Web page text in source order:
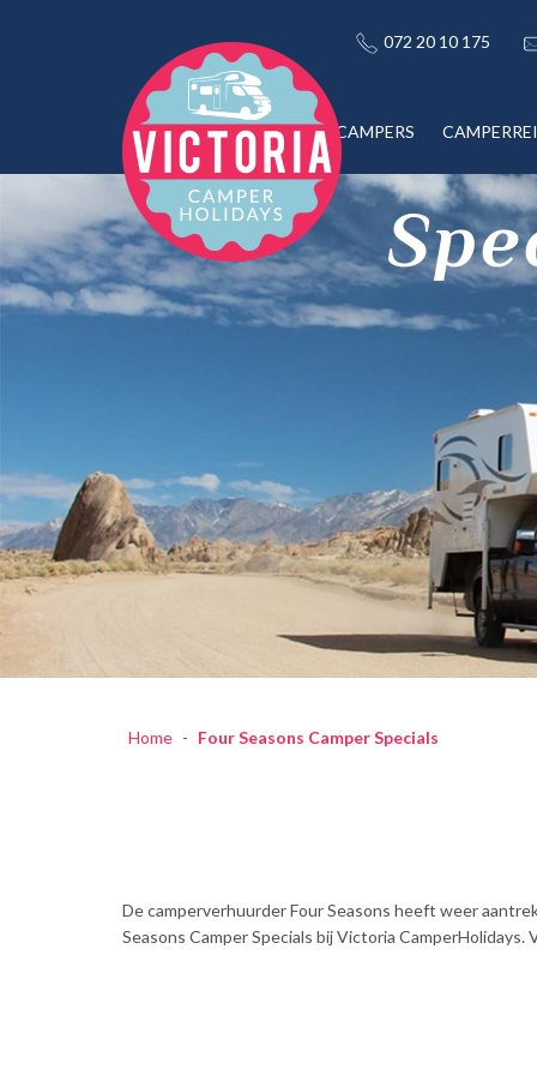
072 20 10 175
CAMPERS
Home - Four Seasons Camper Specials
De camperverhuurder Four Seasons heeft weer
Seasons Camper Specials bij Victoria